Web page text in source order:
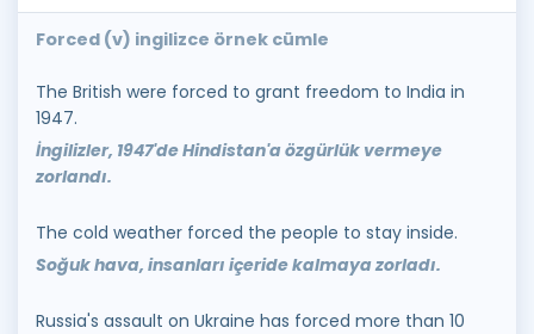
Forced (v) ingilizce örnek cümle
The British were forced to grant freedom to India in
1947.
İngilizler, 1947'de Hindistan'a özgürlük vermeye
zorlandı.
The cold weather forced the people to stay inside.
Soğuk hava, insanları içeride kalmaya zorladı.
Russia's assault on Ukraine has forced more than 10